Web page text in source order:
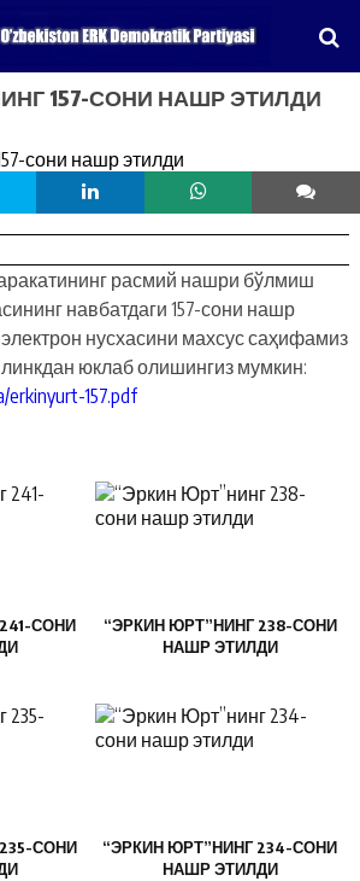
157-СОНИ НАШР ЭТИЛДИ
расмий нашри бўлмиш
навбатдаги 157-сони нашр
электрон нусхасини махсус саҳифамиз
юклаб олишингиз мумкин:
erkinyurt-157.pdf
СОНИ
“ЭРКИН ЮРТ”НИНГ 238-СОНИ
НАШР ЭТИЛДИ
СОНИ
“ЭРКИН ЮРТ”НИНГ 234-СОНИ
НАШР ЭТИЛДИ